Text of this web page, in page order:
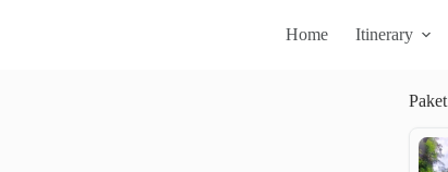
Home Itinerary
Paket